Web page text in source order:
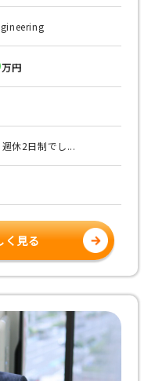
万円
休2日制でし...
く見る